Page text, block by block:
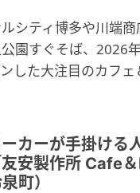
シティ博多や川端商
園すぐそば、2026
した大注目のカフ
カーが手掛ける
安製作所 Cafe
町）